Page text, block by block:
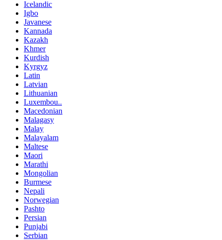
Icelandic
Igbo
Javanese
Kannada
Kazakh
Khmer
Kurdish
Kyrgyz
Latin
Latvian
Lithuanian
Luxembou..
Macedonian
Malagasy
Malay
Malayalam
Maltese
Maori
Marathi
Mongolian
Burmese
Nepali
Norwegian
Pashto
Persian
Punjabi
Serbian